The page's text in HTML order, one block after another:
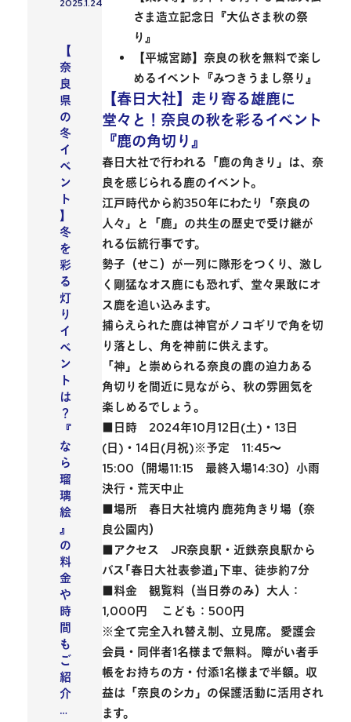
さま造立記念日『大仏さま秋の祭
り』
【平城宮跡】奈良の秋を無料で楽し
めるイベント『みつきうまし祭り』
【春日大社】走り寄る雄鹿に
堂々と！奈良の秋を彩るイベント
『鹿の角切り』
春日大社で行われる「鹿の角きり」 は、奈
良を感じられる鹿のイベント。
江戸時代から約350年にわたり「奈良の
人々」と「鹿」の共生の歴史で受け継が
れる伝統行事です。
勢子（せこ）が一列に隊形をつくり、激し
く剛猛なオス鹿にも恐れず、堂々果敢にオ
ス鹿を追い込みます。
捕らえられた鹿は神官がノコギリで角を切
り落とし、角を神前に供えます。
「神」と崇められる奈良の鹿の迫力ある
角切り を間近に見ながら、秋の雰囲気を
楽しめるでしょう。
■日時 2024年10月12日(土)・13日
(日)・14日(月祝)※予定 11:45～
15:00（開場11:15 最終入場14:30）小雨
決行・荒天中止
■場所 春日大社境内 鹿苑角きり場（奈
良公園内）
■アクセス JR奈良駅・近鉄奈良駅から
バス｢春日大社表参道｣下車、徒歩約7分
■料金 観覧料（当日券のみ）大人：
1,000円 こども：500円
※全て完全入れ替え制、立見席。 愛護会
会員・同伴者1名様まで無料。 障がい者手
帳をお持ちの方・付添1名様まで半額。収
益は「奈良のシカ」の保護活動に活用され
ます。
投稿日
2025.1.24
【
奈
良
県
の
冬
イ
ベ
ン
ト
】
冬
を
彩
る
灯
り
イ
ベ
ン
ト
は
？
『
な
ら
瑠
璃
絵
』
の
料
金
や
時
間
も
ご
紹
介
…